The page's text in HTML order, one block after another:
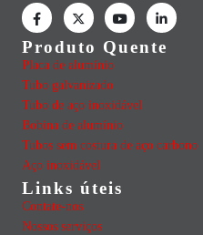
Produto Quente
Placa de alumínio
Tubo galvanizado
Tubo de aço inoxidável
Bobina de alumínio
Tubos sem costura de aço carbono
Aço inoxidável
Links úteis
Contate-nos
Nossos serviços